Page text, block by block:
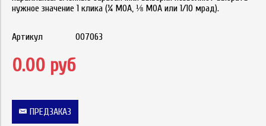
нужное значение 1 клика (¼ MOA, ⅛ MOA или 1/10 мрад).
Артикул 007063
0.00 руб
ПРЕДЗАКАЗ